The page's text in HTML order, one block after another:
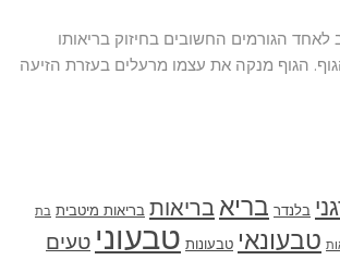
הגורמים החשובים בחיזוק בריאותו
הגוף מנקה את עצמו מרעלים בעזרת הזיעה
בלנדר בריאבריאות בריאות מיטבית בת
טבעונאי טבעונות טבעוני טעים